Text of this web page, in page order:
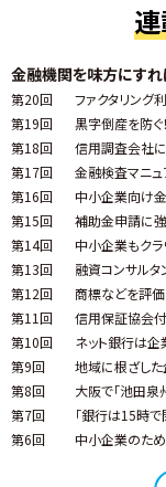
金融機関を味方にすれ
第20回 ファクタリン
第19回
黒字倒産を防ぐ
第18回
信用調査会社に
第17回
金融検査マニ
第16回
中小企業向け金
第15回
補助金申請に
第14回
中小企業もクラ
第13回
融資コンサル
第12回
商標などを評
第11回
信用保証協会
第10回
ネット銀行は企
第9回
地域に根ざし
第8回
大阪で「池田泉
第7回
「銀行は15時
第6回
中小企業のため